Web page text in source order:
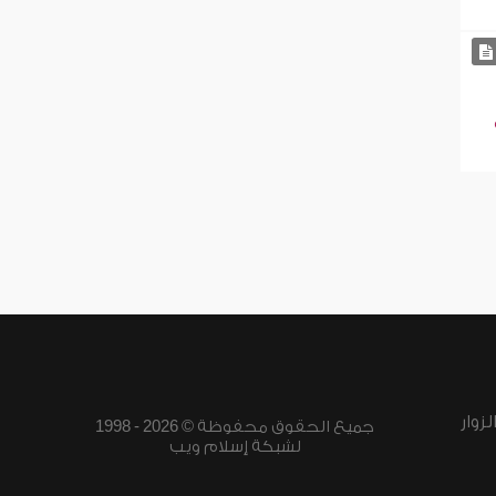
جميع الحقوق محفوظة © 2026 - 1998
لشبكة إسلام ويب